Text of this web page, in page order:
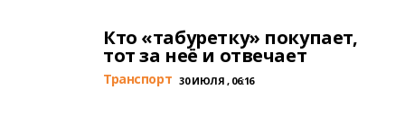
Кто «табуретку» покупает,
тот за неё и отвечает
Транспорт 30 ИЮЛЯ , 06:16